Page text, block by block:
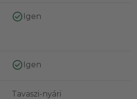
Igen
Igen
Tavaszi-nyári